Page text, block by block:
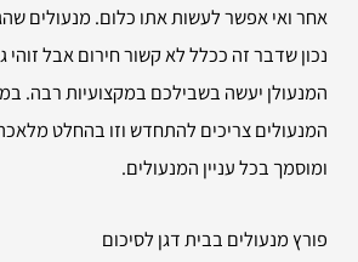
אחר ואי אפשר לעשות אתו כלום. מנעולים
נכון שדבר זה ככלל לא קשור חירום אבל זוהי
המנעולן יעשה בשבילכם במקצועיות רבה.
המנעולים צריכים להתחדש וזו בהחלט
ומוסמך בכל עניין המנעולים.
פורץ מנעולים בבית דגן לסיכום